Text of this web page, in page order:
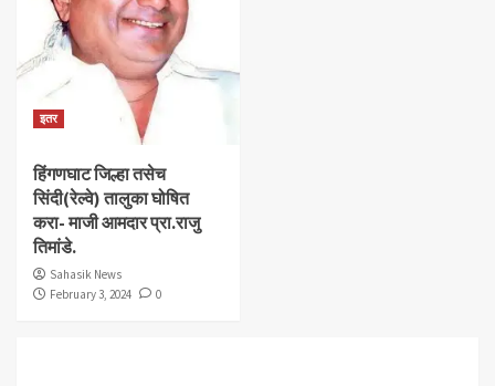
इतर
हिंगणघाट जिल्हा तसेच
सिंदी(रेल्वे) तालुका घोषित
करा- माजी आमदार प्रा.राजु
तिमांडे.
Sahasik News
February 3, 2024
0